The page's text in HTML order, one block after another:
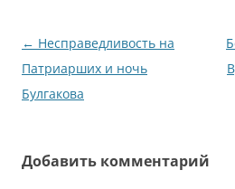
Навигация
по
записям
← Несправедливость на
Патриарших и ночь
Булгакова
Добавить комментарий